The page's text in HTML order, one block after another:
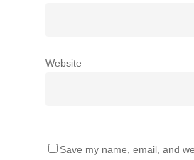
Website
Save my name, email, and